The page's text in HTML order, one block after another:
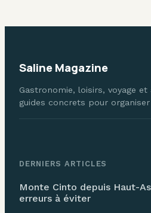
Saline Magazine
Gastronomie, loisirs, voyage
guides concrets pour
DERNIERS ARTICLES
Monte Cinto depuis Haut-
erreurs à éviter